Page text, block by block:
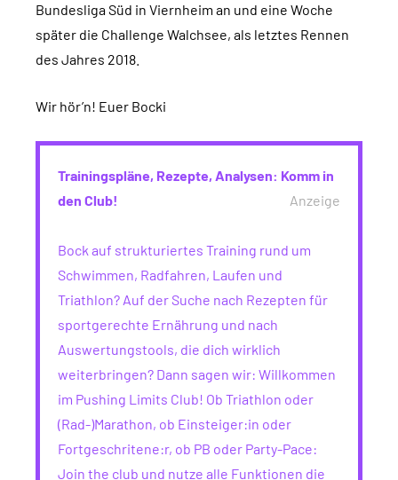
Bundesliga Süd in Viernheim an und eine Woche
später die Challenge Walchsee, als letztes Rennen
des Jahres 2018.
Wir hör’n! Euer Bocki
Trainingspläne, Rezepte, Analysen: Komm in
den Club!
Anzeige
Bock auf strukturiertes Training rund um
Schwimmen, Radfahren, Laufen und
Triathlon? Auf der Suche nach Rezepten für
sportgerechte Ernährung und nach
Auswertungstools, die dich wirklich
weiterbringen? Dann sagen wir: Willkommen
im Pushing Limits Club! Ob Triathlon oder
(Rad-)Marathon, ob Einsteiger:in oder
Fortgeschritene:r, ob PB oder Party-Pace:
Join the club und nutze alle Funktionen die